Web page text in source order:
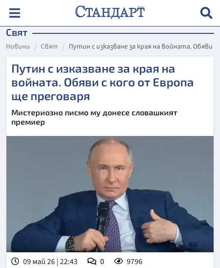
Свят
Новини Свят Путин с изказване за края на войната. Обяви
Путин с изказване за края на
войната. Обяви с кого от Европа
ще преговаря
Мистериозно писмо му донесе словашкият
премиер
09 май 26 | 22:43 0 9796